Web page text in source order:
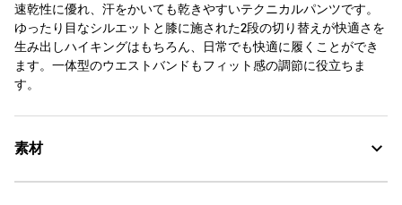
速乾性に優れ、汗をかいても乾きやすいテクニカルパンツです。
ゆったり目なシルエットと膝に施された2段の切り替えが快適さを
生み出しハイキングはもちろん、日常でも快適に履くことができ
ます。一体型のウエストバンドもフィット感の調節に役立ちま
す。
素材